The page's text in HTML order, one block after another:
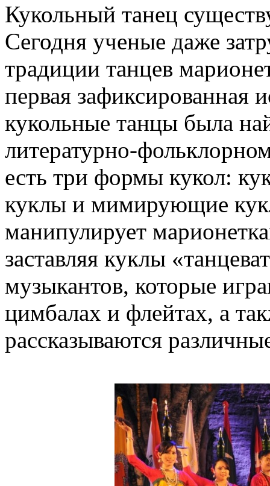
Кукольный танец
Сегодня ученые даже
традиции танцев
первая зафиксированная
кукольные танцы была
литературно-
есть три формы кукол:
куклы и мимирующие
манипулирует
заставляя куклы
музыкантов, которые
цимбалах и флейтах, а
рассказываются